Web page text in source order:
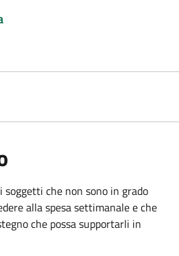
che non sono in grado
alla spesa settimanale e che
che possa supportarli in